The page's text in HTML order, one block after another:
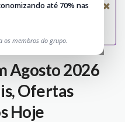
até 70% nas
os membros do grupo.
please come back
Agosto 2026
Ofertas
Hoje